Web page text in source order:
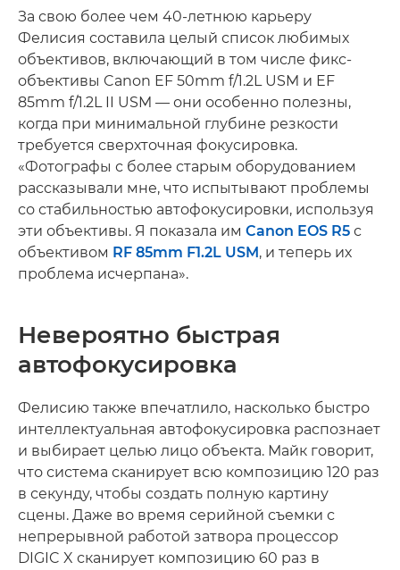
За свою более чем 40-летнюю карьеру
Фелисия составила целый список любимых
объективов, включающий в том числе фикс-
объективы Canon EF 50mm f/1.2L USM и EF
85mm f/1.2L II USM — они особенно полезны,
когда при минимальной глубине резкости
требуется сверхточная фокусировка.
«Фотографы с более старым оборудованием
рассказывали мне, что испытывают проблемы
со стабильностью автофокусировки, используя
эти объективы. Я показала им Canon EOS R5 с
объективом RF 85mm F1.2L USM , и теперь их
проблема исчерпана».
Невероятно быстрая
автофокусировка
Фелисию также впечатлило, насколько быстро
интеллектуальная автофокусировка распознает
и выбирает целью лицо объекта. Майк говорит,
что система сканирует всю композицию 120 раз
в секунду, чтобы создать полную картину
сцены. Даже во время серийной съемки с
непрерывной работой затвора процессор
DIGIC X сканирует композицию 60 раз в